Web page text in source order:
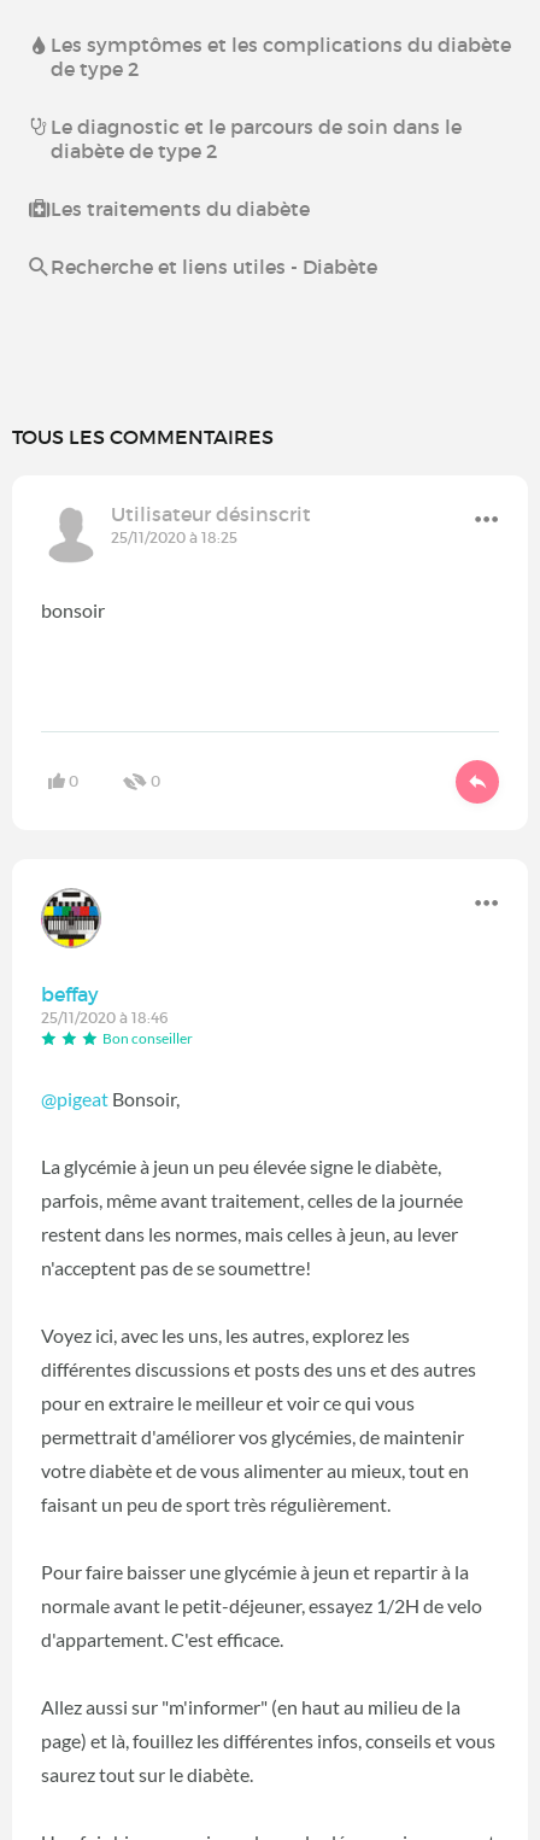
Les symptômes et les complications du diabète
de type 2
Le diagnostic et le parcours de soin dans le
diabète de type 2
Les traitements du diabète
Recherche et liens utiles - Diabète
TOUS LES COMMENTAIRES
Utilisateur désinscrit
25/11/2020 à 18:25
bonsoir
0 0
beffay
25/11/2020 à 18:46
Bon conseiller
@pigeat Bonsoir,
La glycémie à jeun un peu élevée signe le diabète,
parfois, même avant traitement, celles de la journée
restent dans les normes, mais celles à jeun, au lever
n'acceptent pas de se soumettre!
Voyez ici, avec les uns, les autres, explorez les
différentes discussions et posts des uns et des autres
pour en extraire le meilleur et voir ce qui vous
permettrait d'améliorer vos glycémies, de maintenir
votre diabète et de vous alimenter au mieux, tout en
faisant un peu de sport très régulièrement.
Pour faire baisser une glycémie à jeun et repartir à la
normale avant le petit-déjeuner, essayez 1/2H de velo
d'appartement. C'est efficace.
Allez aussi sur "m'informer" (en haut au milieu de la
page) et là, fouillez les différentes infos, conseils et vous
saurez tout sur le diabète.